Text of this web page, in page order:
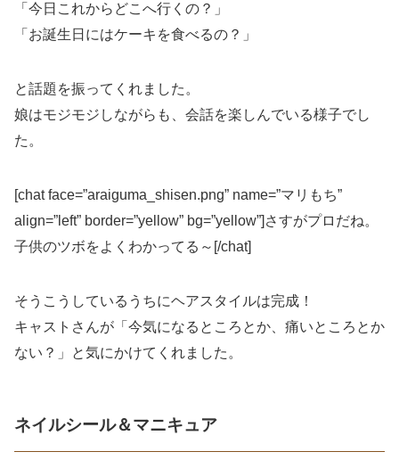
「今日これからどこへ行くの？」
「お誕生日にはケーキを食べるの？」
と話題を振ってくれました。
娘はモジモジしながらも、会話を楽しんでいる様子でし
た。
[chat face=”araiguma_shisen.png” name=”マリもち”
align=”left” border=”yellow” bg=”yellow”]さすがプロだね。
子供のツボをよくわかってる～[/chat]
そうこうしているうちにヘアスタイルは完成！
キャストさんが「今気になるところとか、痛いところとか
ない？」と気にかけてくれました。
ネイルシール＆マニキュア